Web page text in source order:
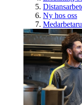
Ny hos oss